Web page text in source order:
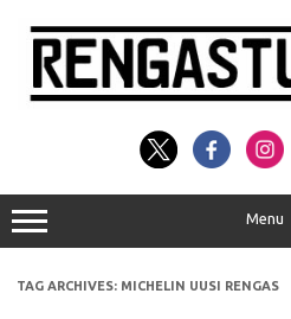
content
Menu
TAG ARCHIVES: MICHELIN UUSI RENGAS